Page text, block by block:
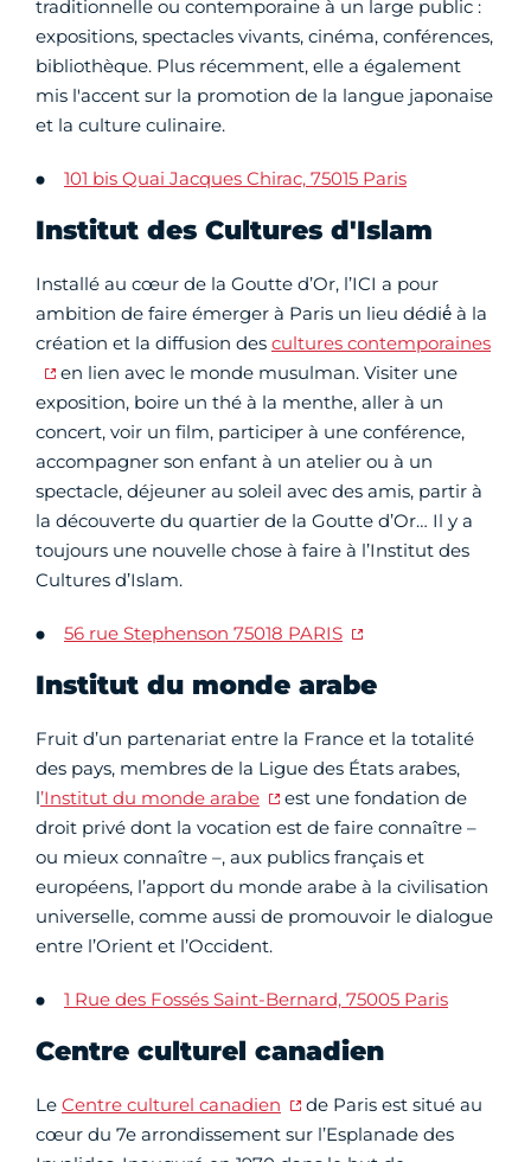
traditionnelle ou contemporaine à un large public :
expositions, spectacles vivants, cinéma, conférences,
bibliothèque. Plus récemment, elle a également
mis l'accent sur la promotion de la langue japonaise
et la culture culinaire.
101 bis Quai Jacques Chirac, 75015 Paris
Institut des Cultures d'Islam
Installé au cœur de la Goutte d’Or, l’ICI a pour
ambition de faire émerger à Paris un lieu dédié́ à la
création et la diffusion des cultures contemporaines
en lien avec le monde musulman. Visiter une
exposition, boire un thé à la menthe, aller à un
concert, voir un film, participer à une conférence,
accompagner son enfant à un atelier ou à un
spectacle, déjeuner au soleil avec des amis, partir à
la découverte du quartier de la Goutte d’Or… Il y a
toujours une nouvelle chose à faire à l’Institut des
Cultures d’Islam.
56 rue Stephenson 75018 PARIS
Institut du monde arabe
Fruit d’un partenariat entre la France et la totalité
des pays, membres de la Ligue des États arabes,
l’Institut du monde arabe
est une fondation de
droit privé dont la vocation est de faire connaître –
ou mieux connaître –, aux publics français et
européens, l’apport du monde arabe à la civilisation
universelle, comme aussi de promouvoir le dialogue
entre l’Orient et l’Occident.
1 Rue des Fossés Saint-Bernard, 75005 Paris
Centre culturel canadien
Le Centre culturel canadien
de Paris est situé au
cœur du 7e arrondissement sur l’Esplanade des